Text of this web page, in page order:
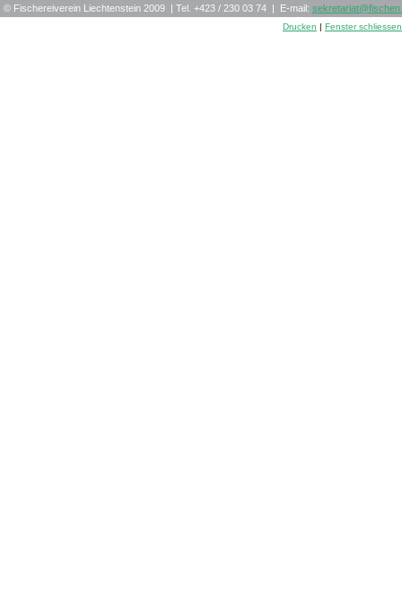
© Fischereiverein Liechtenstein 2009 | Tel. +423 / 230 03 74 | E-mail: sekretariat@
Drucken | Fenster schliessen